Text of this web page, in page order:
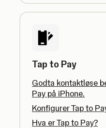
Tap to Pay
Godta kontaktløse
Pay på iPhone.
Konfigurer Tap to
Hva er Tap to Pay?